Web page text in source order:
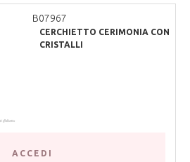
B07967
CERCHIETTO CERIMONIA CON
CRISTALLI
ACCEDI